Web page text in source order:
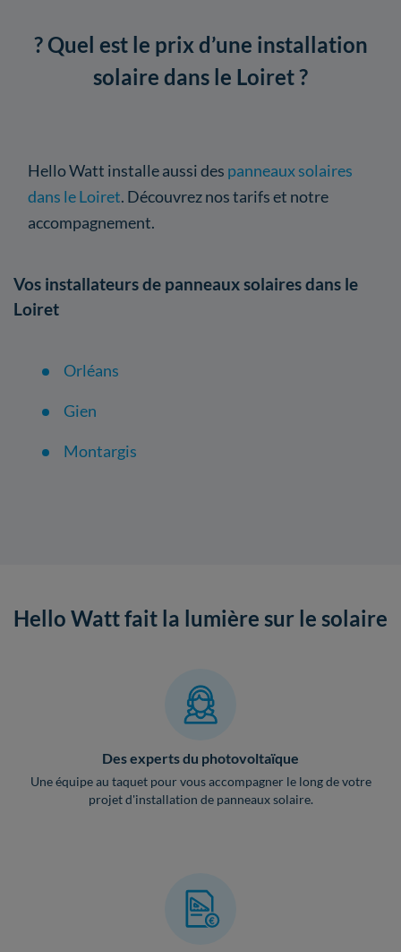
?️ Quel est le prix d’une installation
solaire dans le Loiret ?
Hello Watt installe aussi des panneaux solaires
dans le Loiret. Découvrez nos tarifs et notre
accompagnement.
Vos installateurs de panneaux solaires dans le
Loiret
Orléans
Gien
Montargis
Hello Watt fait la lumière sur le solaire
Des experts du photovoltaïque
Une équipe au taquet pour vous accompagner le long de votre
projet d'installation de panneaux solaire.